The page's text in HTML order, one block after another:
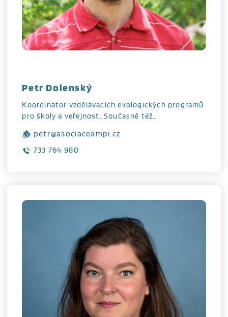
Petr Dolenský
Koordinátor vzdělávacích ekologických programů
pro školy a veřejnost. Současně též…
petr@asociaceampi.cz
733 764 980